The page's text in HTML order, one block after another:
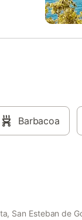
La
la
todos
23°C
Barbacoa
San Esteban de